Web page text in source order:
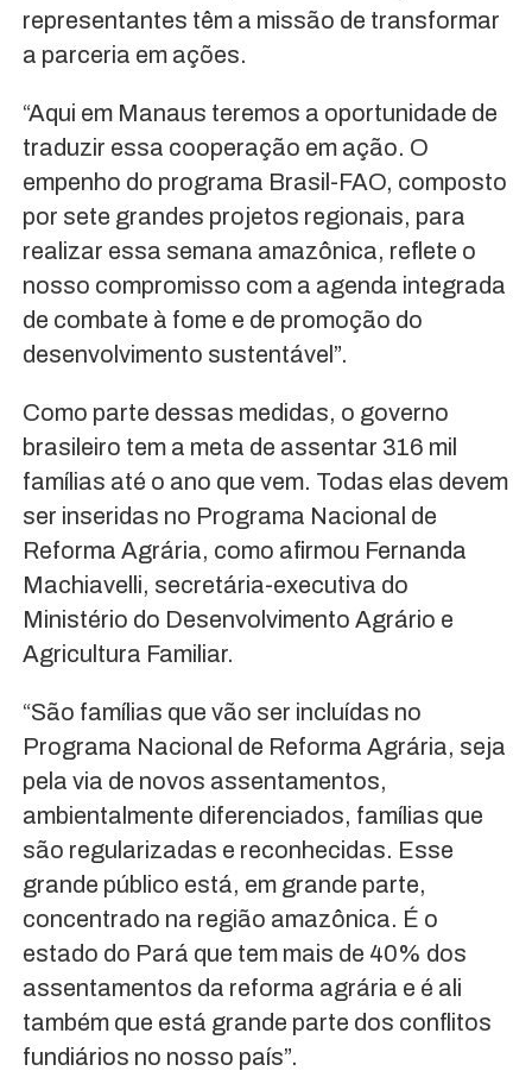
representantes têm a missão de transformar
a parceria em ações.
“Aqui em Manaus teremos a oportunidade de
traduzir essa cooperação em ação. O
empenho do programa Brasil-FAO, composto
por sete grandes projetos regionais, para
realizar essa semana amazônica, reflete o
nosso compromisso com a agenda integrada
de combate à fome e de promoção do
desenvolvimento sustentável”.
Como parte dessas medidas, o governo
brasileiro tem a meta de assentar 316 mil
famílias até o ano que vem. Todas elas devem
ser inseridas no Programa Nacional de
Reforma Agrária, como afirmou Fernanda
Machiavelli, secretária-executiva do
Ministério do Desenvolvimento Agrário e
Agricultura Familiar.
“São famílias que vão ser incluídas no
Programa Nacional de Reforma Agrária, seja
pela via de novos assentamentos,
ambientalmente diferenciados, famílias que
são regularizadas e reconhecidas. Esse
grande público está, em grande parte,
concentrado na região amazônica. É o
estado do Pará que tem mais de 40% dos
assentamentos da reforma agrária e é ali
também que está grande parte dos conflitos
fundiários no nosso país”.